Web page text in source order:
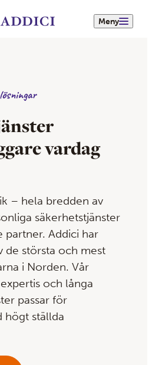
Meny
vardag
– hela bredden av
säkerhetstjänster
Addici har
de största och mest
i Norden. Vår
och långa
passar för
högt ställda